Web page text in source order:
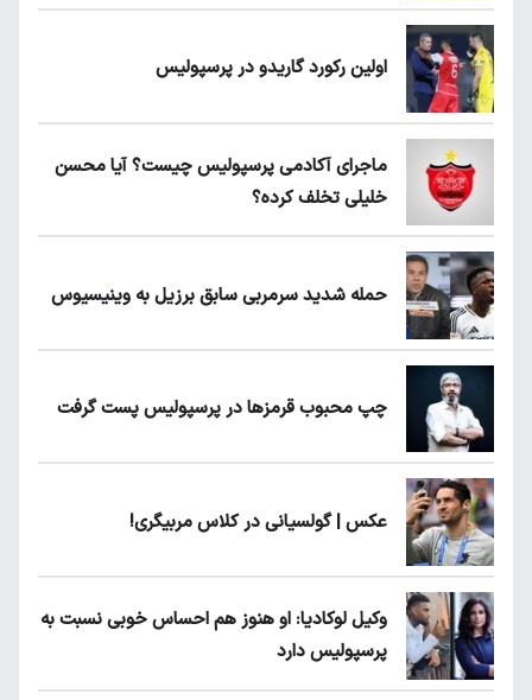
اولین رکورد گاریدو در پرسپولیس
ماجرای آکادمی پرسپولیس چیست؟ آیا محسن
خلیلی تخلف کرده؟
حمله شدید سرمربی سابق برزیل به وینیسیوس
چپ محبوب قرمزها در پرسپولیس پست گرفت
عکس | گولسیانی در کلاس مربیگری!
وکیل لوکادیا: او هنوز هم احساس خوبی نسبت به
پرسپولیس دارد